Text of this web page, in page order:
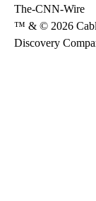
The-CNN-Wire
™ & © 2026
Discovery